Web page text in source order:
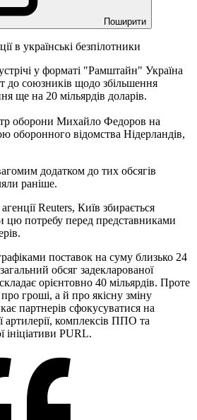
Поширити
в українські безпілотники
у форматі "Рамштайн" Україна
до союзників щодо збільшення
ще на 20 мільярдів доларів.
оборони Михайло Федоров на
оборонного відомства Нідерландів,
додатком до тих обсягів
раніше.
Reuters, Київ збирається
цю потребу перед представниками
поставок на суму близько 24
обсяг задекларованої
орієнтовно 40 мільярдів. Проте
гроші, а й про якісну зміну
партнерів сфокусуватися на
артилерії, комплексів ППО та
ініціативи PURL.